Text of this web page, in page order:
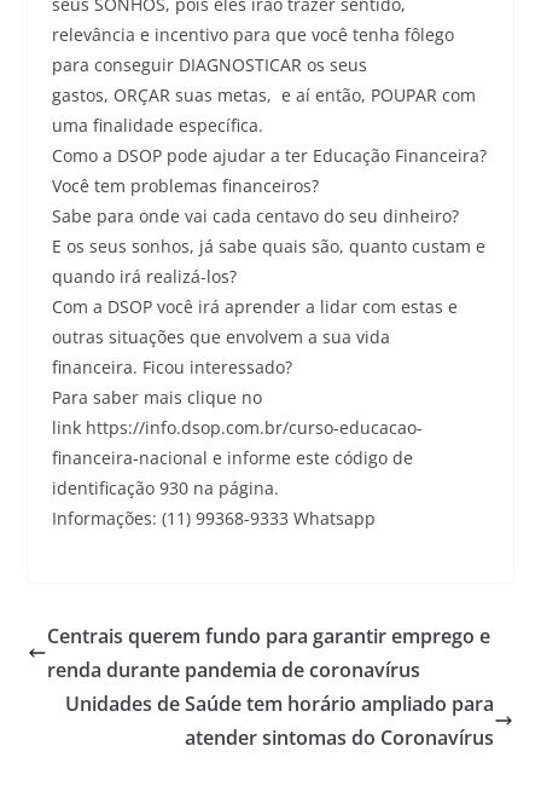
seus SONHOS, pois eles irão trazer sentido,
relevância e incentivo para que você tenha fôlego
para conseguir DIAGNOSTICAR os seus
gastos, ORÇAR suas metas, e aí então, POUPAR com
uma finalidade específica.
Como a DSOP pode ajudar a ter Educação Financeira?
Você tem problemas financeiros?
Sabe para onde vai cada centavo do seu dinheiro?
E os seus sonhos, já sabe quais são, quanto custam e
quando irá realizá-los?
Com a DSOP você irá aprender a lidar com estas e
outras situações que envolvem a sua vida
financeira. Ficou interessado?
Para saber mais clique no
link https://info.dsop.com.br/curso-educacao-
financeira-nacional e informe este código de
identificação 930 na página.
Informações: (11) 99368-9333 Whatsapp
Centrais querem fundo para garantir emprego e
renda durante pandemia de coronavírus
Unidades de Saúde tem horário ampliado para
atender sintomas do Coronavírus